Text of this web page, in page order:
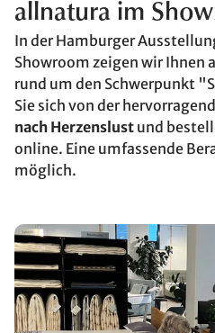
allnatura im
In der Hamburger
Showroom zeigen wir Ihnen
rund um den Schwerpunkt
Sie sich von der
nach Herzenslust und
online. Eine umfassende
möglich.